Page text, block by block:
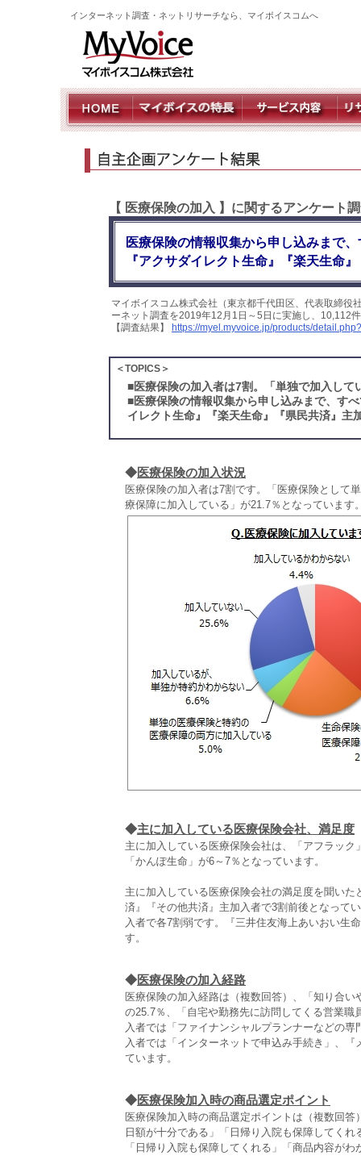
インターネット調査・ネットリサーチなら、マイボイスコムへ
【 医療保険の加入 】に関するアンケート
医療保険の情報収集から申し込みまで
『アクサダイレクト生命』『楽天生命
マイボイスコム株式会社（東京都千代田区、代表取締
ーネット調査を2019年12月1日～5日に実施し、10,112
【調査結果】
https://myel.myvoice.jp/products/
＜TOPICS＞
■医療保険の加入者は7割。「単独で加入し
■医療保険の情報収集から申し込みまで、す
イレクト生命』『楽天生命』『県民共済』主
◆医療保険の加入状況
医療保険の加入者は7割です。「医療保険として
療保障に加入している」が21.7％となっています
◆主に加入している医療保険会社、満足度
主に加入している医療保険会社は、「アフラッ
「かんぽ生命」が6～7％となっています。
主に加入している医療保険会社の満足度を聞い
済』『その他共済』主加入者で3割前後となって
入者で各7割弱です。『三井住友海上あいおい生
す。
◆医療保険の加入経路
医療保険の加入経路は（複数回答）、「知り合
の25.7％、「自宅や勤務先に訪問してくる営業
入者では「ファイナンシャルプランナーなどの
入者では「インターネットで申込み手続き」、
ています。
◆医療保険加入時の商品選定ポイント
医療保険加入時の商品選定ポイントは（複数回
日額が十分である」「日帰り入院も保障してく
「日帰り入院も保障してくれる」「商品内容が